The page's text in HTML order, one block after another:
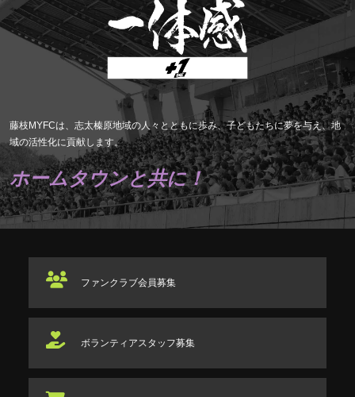
藤枝MYFCは、志太榛原地域の人々とともに歩み、子どもたちに夢を与え、地
域の活性化に貢献します。
ホームタウンと共に！
ファンクラブ会員募集
ボランティアスタッフ募集